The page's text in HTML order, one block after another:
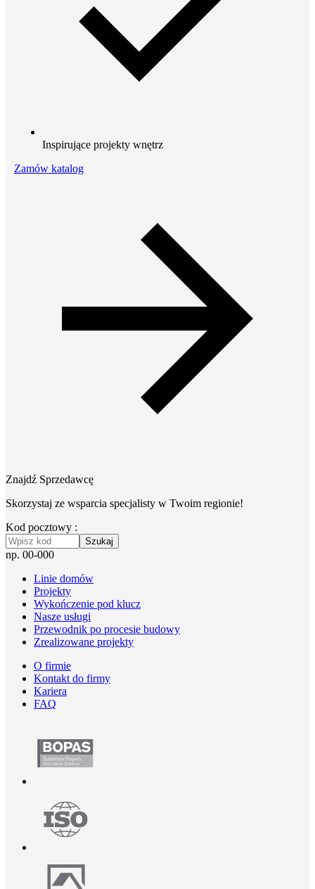
Inspirujące projekty wnętrz
Zamów katalog
Znajdź Sprzedawcę
Skorzystaj ze wsparcia specjalisty w Twoim regionie!
Kod pocztowy :
Szukaj
np. 00-000
Linie domów
Projekty
Wykończenie pod klucz
Nasze usługi
Przewodnik po procesie budowy
Zrealizowane projekty
O firmie
Kontakt do firmy
Kariera
FAQ